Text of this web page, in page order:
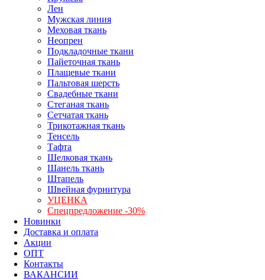
Лен
Мужская линия
Меховая ткань
Неопрен
Подкладочные ткани
Пайеточная ткань
Плащевые ткани
Пальтовая шерсть
Свадебные ткани
Стеганая ткань
Сетчатая ткань
Трикотажная ткань
Тенсель
Тафта
Шелковая ткань
Шанель ткань
Штапель
Швейная фурнитура
УЦЕНКА
Спецпредложение -30%
Новинки
Доставка и оплата
Акции
ОПТ
Контакты
ВАКАНСИИ